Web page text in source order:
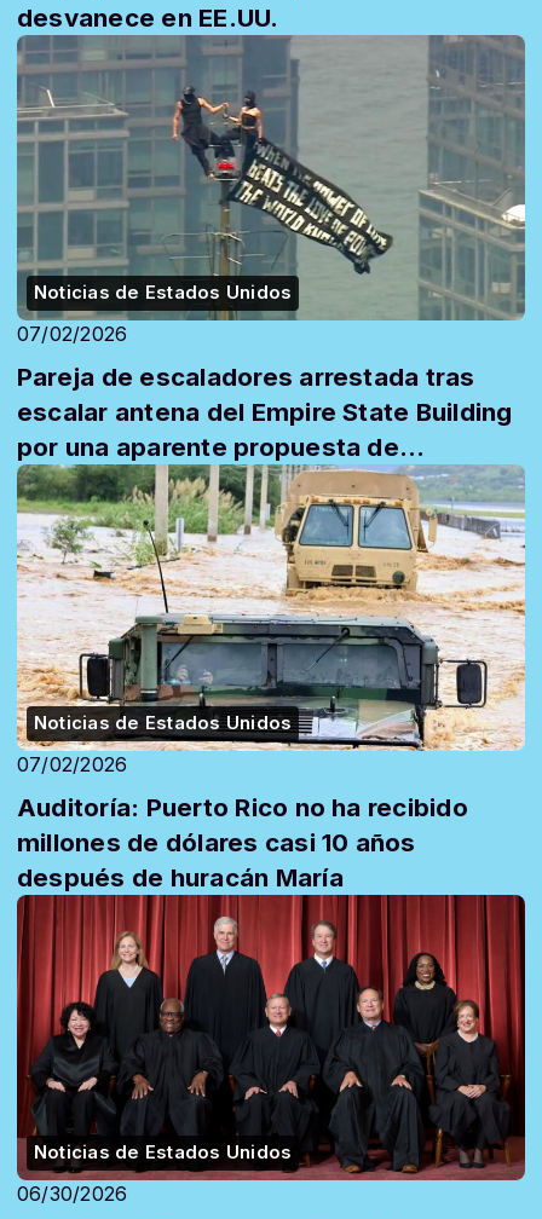
desvanece en EE.UU.
Noticias de Estados Unidos
07/02/2026
Pareja de escaladores arrestada tras
escalar antena del Empire State Building
por una aparente propuesta de
matrimonio
Noticias de Estados Unidos
07/02/2026
Auditoría: Puerto Rico no ha recibido
millones de dólares casi 10 años
después de huracán María
Noticias de Estados Unidos
06/30/2026